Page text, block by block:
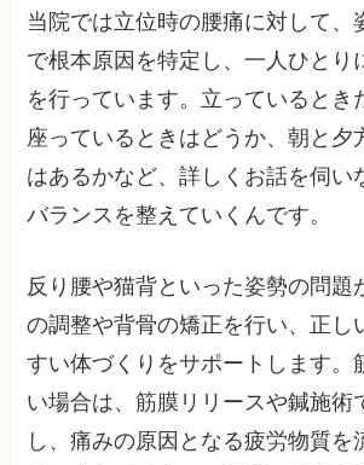
当院では立位時の腰痛に対して、
で根本原因を特定し、一人ひとり
を行っています。立っているとき
座っているときはどうか、朝と夕
はあるかなど、詳しくお話を伺い
バランスを整えていくんです。
反り腰や猫背といった姿勢の問題
の調整や背骨の矯正を行い、正し
すい体づくりをサポートします。
い場合は、筋膜リリースや鍼施術
し、痛みの原因となる疲労物質を